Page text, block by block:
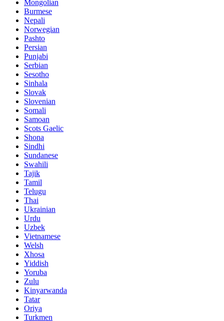
Mongolian
Burmese
Nepali
Norwegian
Pashto
Persian
Punjabi
Serbian
Sesotho
Sinhala
Slovak
Slovenian
Somali
Samoan
Scots Gaelic
Shona
Sindhi
Sundanese
Swahili
Tajik
Tamil
Telugu
Thai
Ukrainian
Urdu
Uzbek
Vietnamese
Welsh
Xhosa
Yiddish
Yoruba
Zulu
Kinyarwanda
Tatar
Oriya
Turkmen